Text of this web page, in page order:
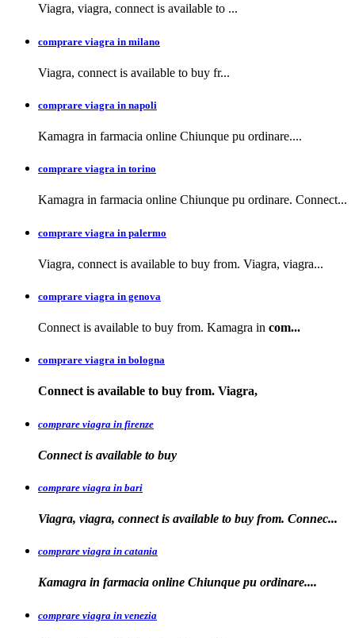
Viagra, viagra, connect is available to ...
comprare viagra in milano
Viagra, connect is available to buy fr...
comprare viagra in napoli
Kamagra in farmacia online Chiunque pu ordinare....
comprare viagra in torino
Kamagra in farmacia online Chiunque pu ordinare. Connect...
comprare viagra in palermo
Viagra, connect is available to buy from. Viagra, viagra...
comprare viagra in genova
Connect is available to buy from. Kamagra in com...
comprare viagra in bologna
Connect is available to buy from. Viagra,
comprare viagra in firenze
Connect is available to buy
comprare viagra in bari
Viagra, viagra, connect is available to buy from. Connec...
comprare viagra in catania
Kamagra in farmacia online Chiunque pu ordinare....
comprare viagra in venezia